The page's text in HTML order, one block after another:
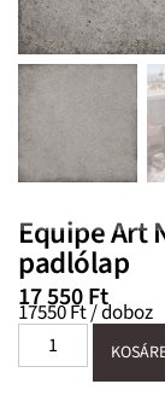
Equipe Art
padlólap
17 550Ft
17550 Ft / doboz